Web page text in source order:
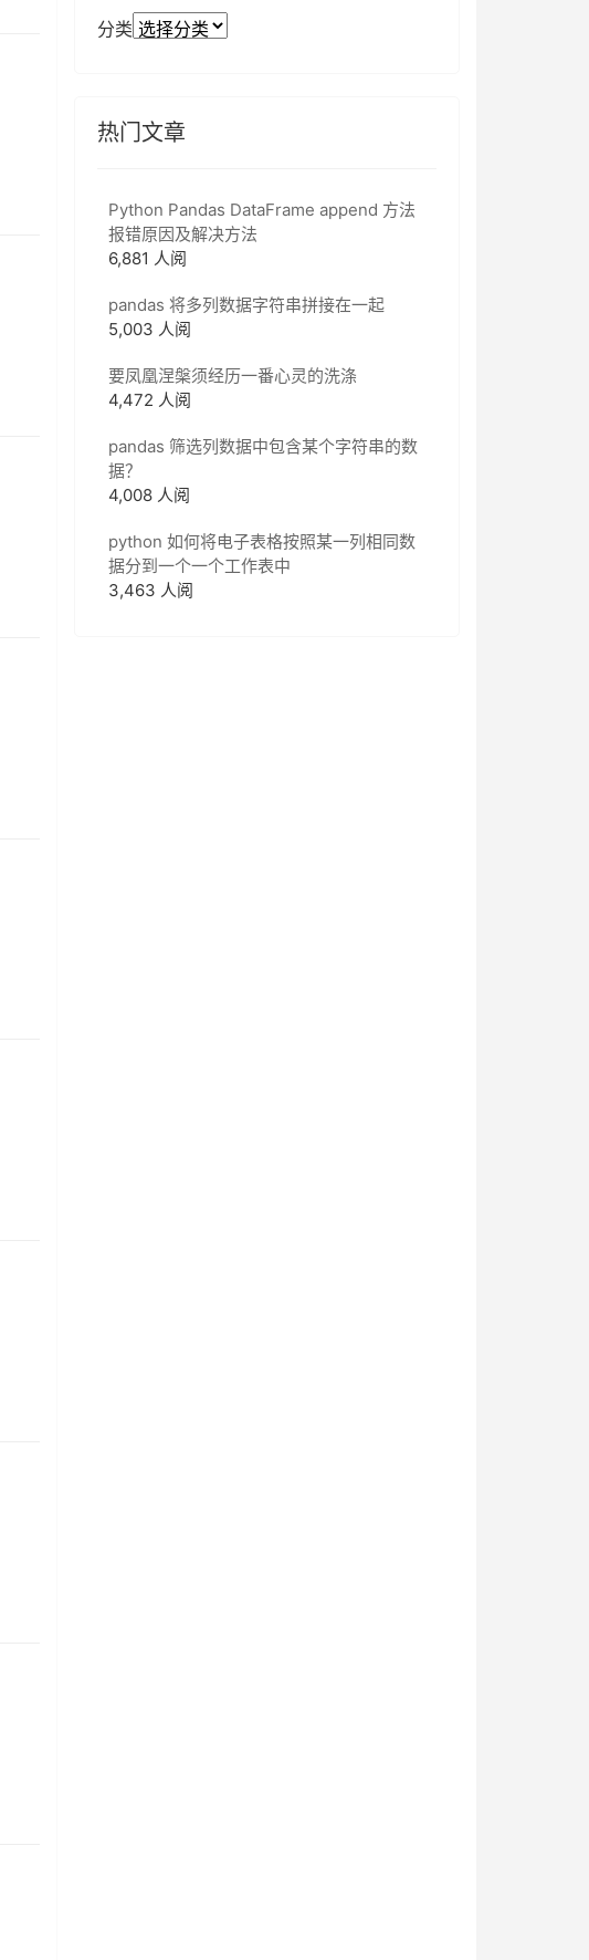
分类
热门文章
Python Pandas DataFrame append 方法
报错原因及解决方法
6,881 人阅
pandas 将多列数据字符串拼接在一起
5,003 人阅
要凤凰涅槃须经历一番心灵的洗涤
4,472 人阅
pandas 筛选列数据中包含某个字符串的数
据？
4,008 人阅
python 如何将电子表格按照某一列相同数
据分到一个一个工作表中
3,463 人阅